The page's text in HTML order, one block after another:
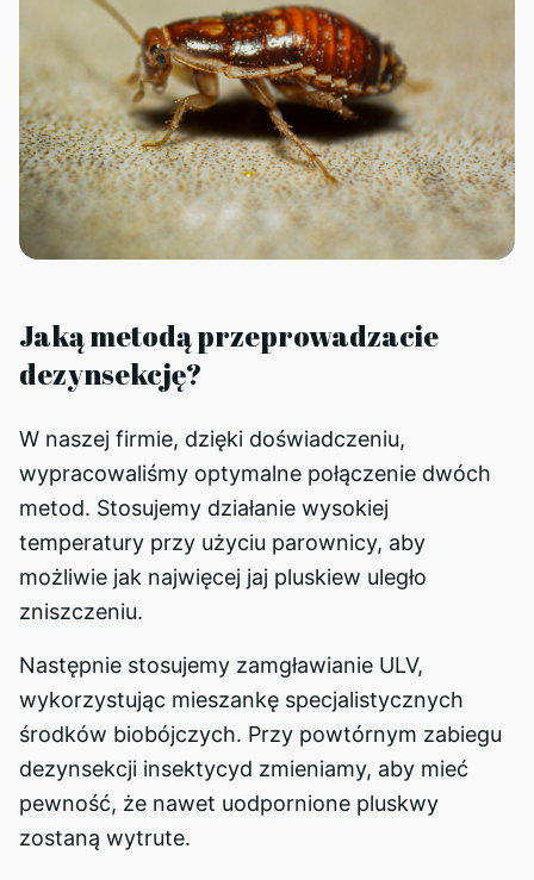
Jaką metodą przeprowadzacie
dezynsekcję?
W naszej firmie, dzięki doświadczeniu,
wypracowaliśmy optymalne połączenie dwóch
metod. Stosujemy działanie wysokiej
temperatury przy użyciu parownicy, aby
możliwie jak najwięcej jaj pluskiew uległo
zniszczeniu.
Następnie stosujemy zamgławianie ULV,
wykorzystując mieszankę specjalistycznych
środków biobójczych. Przy powtórnym zabiegu
dezynsekcji insektycyd zmieniamy, aby mieć
pewność, że nawet uodpornione pluskwy
zostaną wytrute.